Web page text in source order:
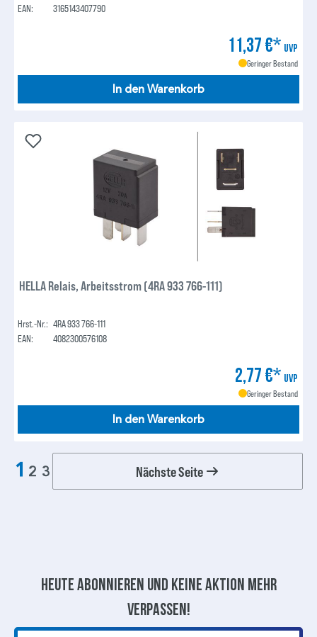
EAN:
3165143407790
11,37 €* UVP
Geringer Bestand
In den Warenkorb
HELLA Relais, Arbeitsstrom (4RA 933 766-111)
Hrst.-Nr.: 4RA 933 766-111
EAN:
4082300576108
2,77 €* UVP
Geringer Bestand
In den Warenkorb
1 2 3 Nächste Seite
Heute abonnieren und keine aktion mehr
verpassen!